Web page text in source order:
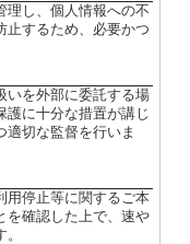
理し、個人情報への不
止するため、必要かつ
いを外部に委託する場
護に十分な措置が講じ
適切な監督を行いま
用停止等に関するご本
を確認した上で、速や